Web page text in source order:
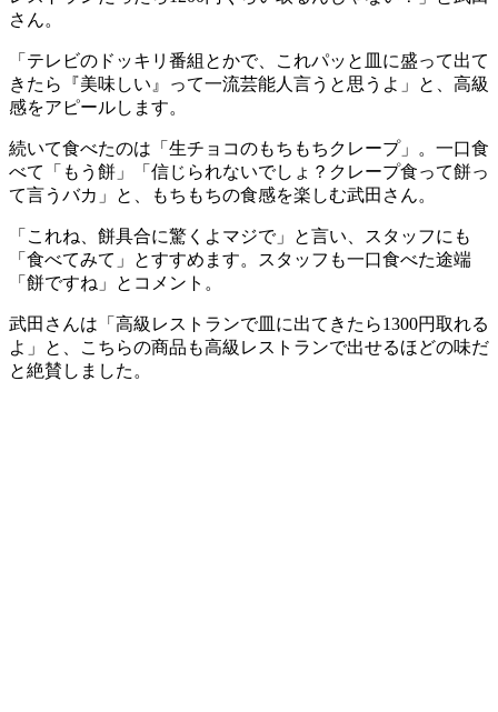
さん。
「テレビのドッキリ番組とかで、これパッと皿に盛って出て
きたら『美味しい』って一流芸能人言うと思うよ」と、高級
感をアピールします。
続いて食べたのは「生チョコのもちもちクレープ」。一口食
べて「もう餅」「信じられないでしょ？クレープ食って餅っ
て言うバカ」と、もちもちの食感を楽しむ武田さん。
「これね、餅具合に驚くよマジで」と言い、スタッフにも
「食べてみて」とすすめます。スタッフも一口食べた途端
「餅ですね」とコメント。
武田さんは「高級レストランで皿に出てきたら1300円取れる
よ」と、こちらの商品も高級レストランで出せるほどの味だ
と絶賛しました。